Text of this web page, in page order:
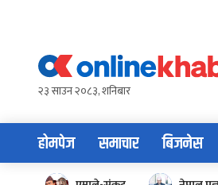
content२३ साउन २०८३, शनिबार
होमपेज समाचार बिजनेस